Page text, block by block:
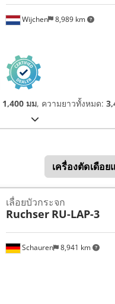
Wijchen 8,989 km
1,400 มม, ความยาวทั้งหมด:
เครื่องตัดเดือย
Schauren 8,941 km
เลื่อยบัวกระจก
Ruchser RU-LAP-3